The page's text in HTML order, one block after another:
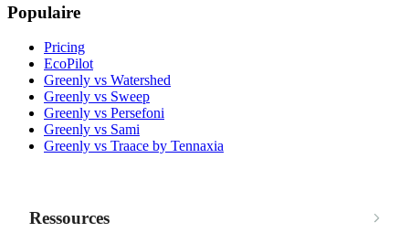
Populaire
Pricing
EcoPilot
Greenly vs Watershed
Greenly vs Sweep
Greenly vs Persefoni
Greenly vs Sami
Greenly vs Traace by Tennaxia
Ressources